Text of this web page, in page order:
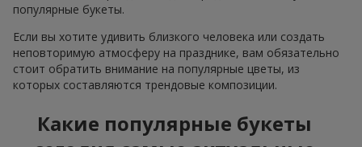
популярные букеты.
Если вы хотите удивить близкого человека или создать
неповторимую атмосферу на празднике, вам обязательно
стоит обратить внимание на популярные цветы, из
которых составляются трендовые композиции.
Какие популярные букеты